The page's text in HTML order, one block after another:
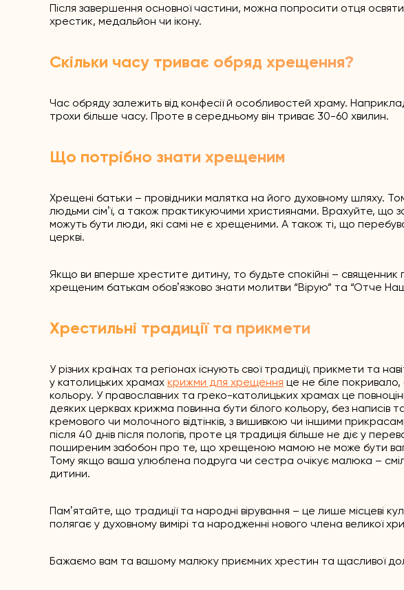
Після завершення основної частини, можна попросити отця
хрестик, медальйон чи ікону.
Скільки часу триває обряд хрещення?
Час обряду залежить від конфесії й особливостей храму.
трохи більше часу. Проте в середньому він триває 30-60 хвилин.
Що потрібно знати хрещеним
Хрещені батьки – провідники малятка на його духовному шляху.
людьми сімʼї, а також практикуючими християнами. Врахуйте, що
можуть бути люди, які самі не є хрещеними. А також ті, що
церкві.
Якщо ви вперше хрестите дитину, то будьте спокійні – священник
хрещеним батькам обовʼязково знати молитви “Вірую” та “Отче
Хрестильні традиції та прикмети
У різних країнах та регіонах існують свої традиції, прикмети та
у католицьких храмах крижми для хрещення це не біле
кольору. У православних та греко-католицьких храмах це
деяких церквах крижма повинна бути білого кольору, без написів
кремового чи молочного відтінків, з вишивкою чи іншими
після 40 днів після пологів, проте ця традиція більше не діє у
поширеним забобон про те, що хрещеною мамою не може бути
Тому якщо ваша улюблена подруга чи сестра очікує малюка –
дитини.
Памʼятайте, що традиції та народні вірування – це лише місцеві
полягає у духовному вимірі та народженні нового члена великої
Бажаємо вам та вашому малюку приємних хрестин та щасливої